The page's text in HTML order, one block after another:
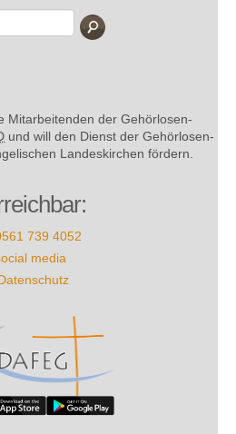
Mitarbeitenden der Gehör­losen­
und will den Dienst der Gehör­losen­
Landes­kirchen fördern.
739 4052
media